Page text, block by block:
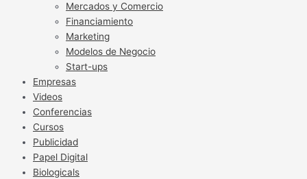
Mercados y Comercio
Financiamiento
Marketing
Modelos de Negocio
Start-ups
Empresas
Videos
Conferencias
Cursos
Publicidad
Papel Digital
Biologicals